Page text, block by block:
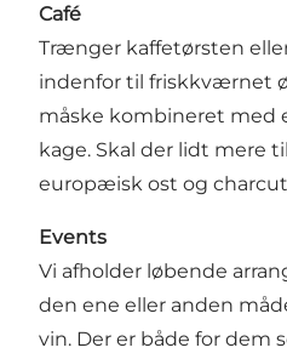
Café
Trænger kaffetørsten
indenfor til friskkværnet
måske kombineret med
kage. Skal der lidt mere
europæisk ost og
Events
Vi afholder løbende
den ene eller anden
vin. Der er både for dem